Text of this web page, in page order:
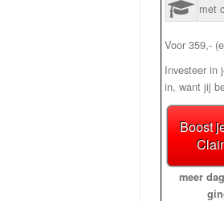
met
Voor 359,-
Investeer in
in, want jij
Boost
meer